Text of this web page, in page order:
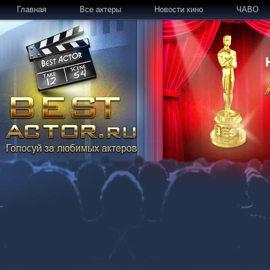
Главная Все актеры Новости кино ЧАВО